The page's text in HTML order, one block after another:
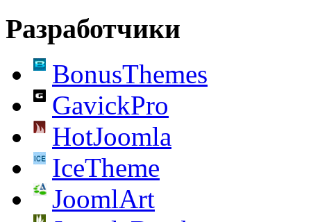
Разработчики
BonusThemes
GavickPro
HotJoomla
IceTheme
JoomlArt